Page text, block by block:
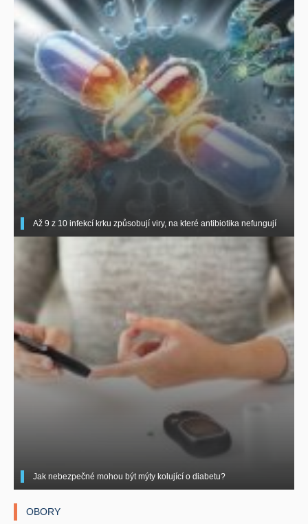
Až 9 z 10 infekcí krku způsobují viry, na které antibiotika nefungují
Jak nebezpečné mohou být mýty kolující o diabetu?
OBORY